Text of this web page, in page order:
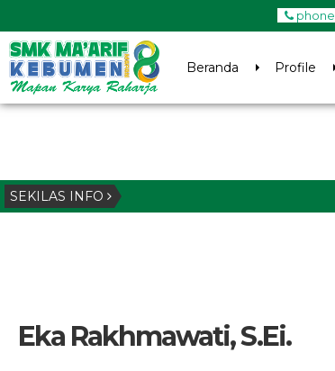
phone
Beranda Profile
SEKILAS INFO
Eka Rakhmawati, S.Ei.